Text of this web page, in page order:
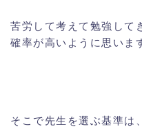
苦労して考えて勉強して
確率が高いように思いま
そこで先生を選ぶ基準は、